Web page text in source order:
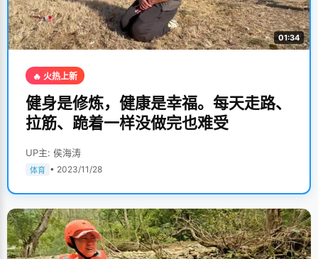
01:34
🔥 火热上新
健身是修炼，健康是幸福。每天走路、
拉筋、跪着一样没做完也难受
UP主: 侯海涛
体育 • 2023/11/28